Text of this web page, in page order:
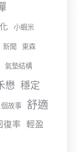
小蝦米
新聞 東森
氣墊結構
懋 穩定
故事 舒適
復率 輕盈